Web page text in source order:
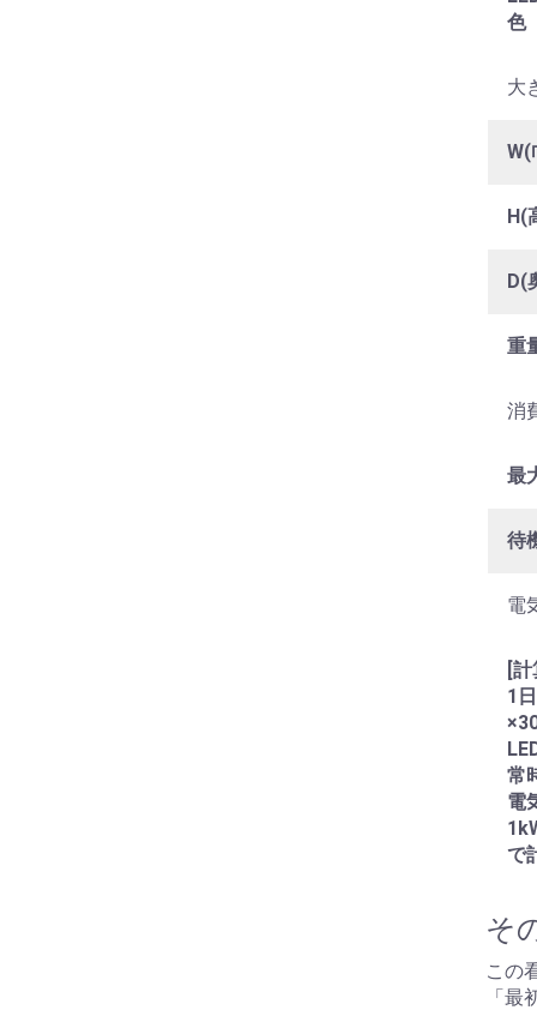
色
大
W(
H(
D(
重
消
最
待
電
[
1
常
電
で
そ
この
「